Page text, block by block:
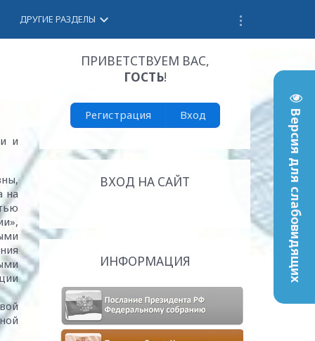
Версия для слабовидящих
ДРУГИЕ РАЗДЕЛЫ keyboard_arrow_down
и
на
ПРИВЕТСТВУЕМ ВАС,
ГОСТЬ!
Регистрация Вход
ВХОД НА САЙТ
ИНФОРМАЦИЯ